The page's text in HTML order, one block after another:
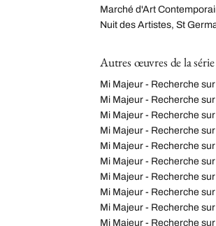
Marché d'Art
Nuit des Artistes, St
Autres œuvres de la série
Mi Majeur - Recherche
Mi Majeur - Recherche
Mi Majeur - Recherche
Mi Majeur - Recherche
Mi Majeur - Recherche
Mi Majeur - Recherche
Mi Majeur - Recherche
Mi Majeur - Recherche
Mi Majeur - Recherche
Mi Majeur - Recherche